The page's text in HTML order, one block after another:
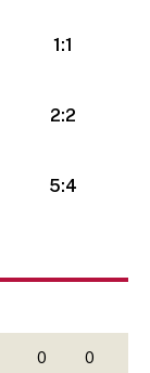
1:1
2:2
5:4
0 0